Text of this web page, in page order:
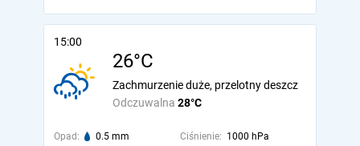
15:00
26°C
Odczuwalna 28°C
Zachmurzenie duże, przelotny deszcz
Opad: 0.5 mm Ciśnienie: 1000 hPa